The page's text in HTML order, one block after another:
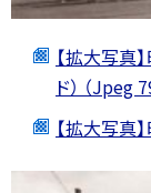
【拡大写真
ド） （Jpeg
【拡大写真